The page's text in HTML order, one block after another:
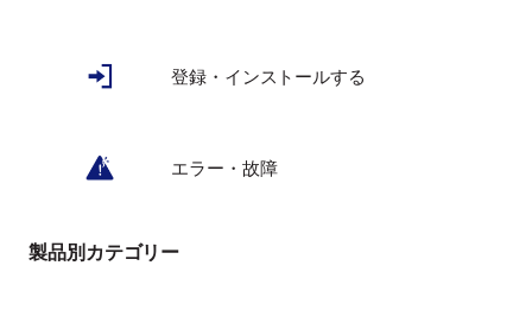
登録・インストールする
エラー・故障
製品別カテゴリー